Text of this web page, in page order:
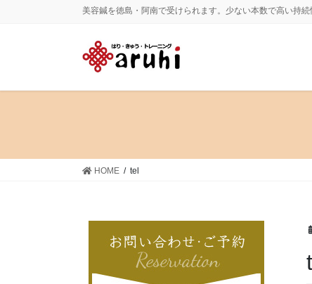
に
ョ
動
美容鍼を徳島・阿南で受けられます。少ない本数で高い持続
HOME tel